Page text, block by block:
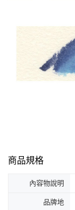
商品規格
內容物說明
品牌地